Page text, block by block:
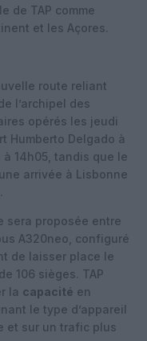
de TAP comme
et les Açores.
route reliant
l’archipel des
opérés les jeudi
Humberto Delgado à
14h05, tandis que le
arrivée à Lisbonne
sera proposée entre
A320neo, configuré
de laisser place le
106 sièges. TAP
la capacité en
le type d’appareil
et sur un trafic plus